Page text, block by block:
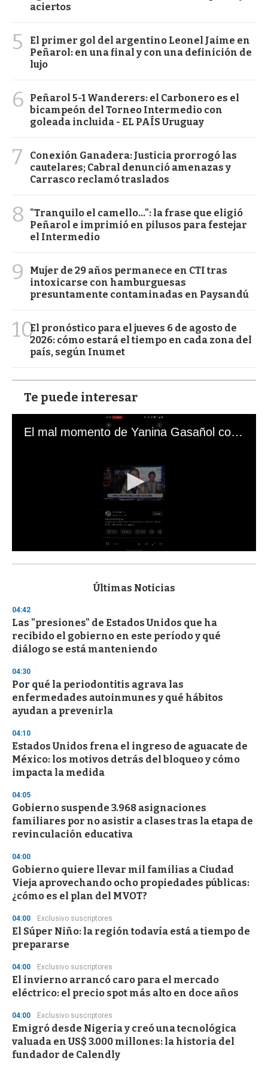
aciertos
5
El primer gol del argentino Leonel Jaime en
Peñarol: en una final y con una definición de
lujo
6
Peñarol 5-1 Wanderers: el Carbonero es el
bicampeón del Torneo Intermedio con
goleada incluida - EL PAÍS Uruguay
7
Conexión Ganadera: Justicia prorrogó las
cautelares; Cabral denunció amenazas y
Carrasco reclamó traslados
8
"Tranquilo el camello...": la frase que eligió
Peñarol e imprimió en pilusos para festejar
el Intermedio
9
Mujer de 29 años permanece en CTI tras
intoxicarse con hamburguesas
presuntamente contaminadas en Paysandú
10El pronóstico para el jueves 6 de agosto de
2026: cómo estará el tiempo en cada zona del
país, según Inumet
Te puede interesar
El mal momento de Yanina Gasañol con un hincha argentino en "Subrayado"
s
d
s
o
f
3
s
e
c
o
n
Últimas Noticias
04:42
Las "presiones" de Estados Unidos que ha
recibido el gobierno en este período y qué
diálogo se está manteniendo
04:30
Por qué la periodontitis agrava las
enfermedades autoinmunes y qué hábitos
ayudan a prevenirla
04:10
Estados Unidos frena el ingreso de aguacate de
México: los motivos detrás del bloqueo y cómo
impacta la medida
04:05
Gobierno suspende 3.968 asignaciones
familiares por no asistir a clases tras la etapa de
revinculación educativa
04:00
Gobierno quiere llevar mil familias a Ciudad
Vieja aprovechando ocho propiedades públicas:
¿cómo es el plan del MVOT?
04:00 Exclusivo suscriptores
El Súper Niño: la región todavía está a tiempo de
prepararse
04:00 Exclusivo suscriptores
El invierno arrancó caro para el mercado
eléctrico: el precio spot más alto en doce años
04:00 Exclusivo suscriptores
Emigró desde Nigeria y creó una tecnológica
valuada en US$ 3.000 millones: la historia del
fundador de Calendly